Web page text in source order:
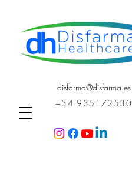
disfarma@disfarma.es
+34 935172530